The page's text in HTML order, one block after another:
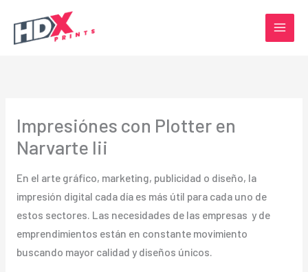
contenido
Impresiónes con Plotter en
Narvarte Iii
En el arte gráfico, marketing, publicidad o diseño, la
impresión digital cada día es más útil para cada uno de
estos sectores. Las necesidades de las empresas y de
emprendimientos están en constante movimiento
buscando mayor calidad y diseños únicos.